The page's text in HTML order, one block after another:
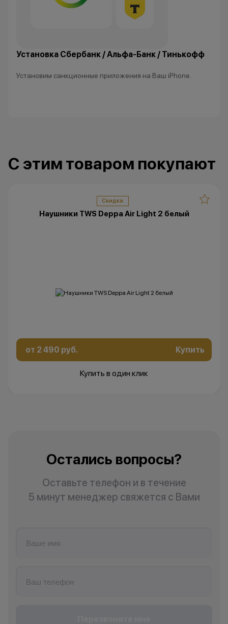
Установка Сбербанк / Альфа-Банк / Тинькофф
Установим санкционные приложения на Ваш iPhone.
С этим товаром покупают
Скидка
Наушники TWS Deppa Air Light 2 белый
от 2 490 руб. Купить
Купить в один клик
Остались вопросы?
Оставьте телефон и в течение
5 минут менеджер свяжется с Вами